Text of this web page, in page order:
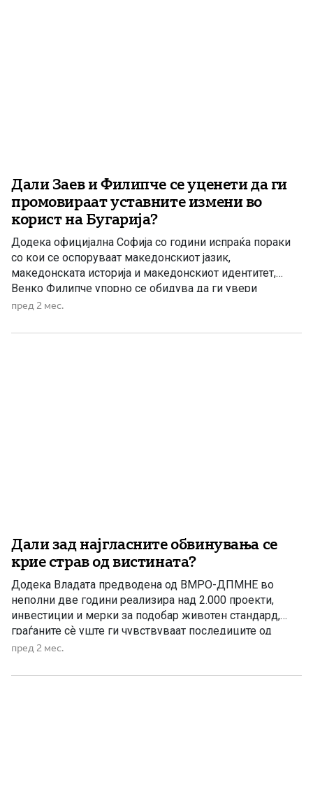
Дали Заев и Филипче се уценети да ги
промовираат уставните измени во
корист на Бугарија?
Додека официјална Софија со години испраќа пораки
со кои се оспоруваат македонскиот јазик,
македонската историја и македонскиот идентитет,
Венко Филипче упорно се обидува да ги увери
граѓаните дека, наводно, нема причина за загриженост.
проблем, туку политичка алатка. Наместо јасно и
пред 2 мес.
Дали зад најгласните обвинувања се
крие страв од вистината?
Додека Владата предводена од ВМРО-ДПМНЕ во
неполни две години реализира над 2.000 проекти,
инвестиции и мерки за подобар животен стандард,
граѓаните сѐ уште ги чувствуваат последиците од
седумгодишното владеење на СДС и ДУИ – период
скандали, афери, сомнителни тендери, злоупотреби и
пред 2 мес.